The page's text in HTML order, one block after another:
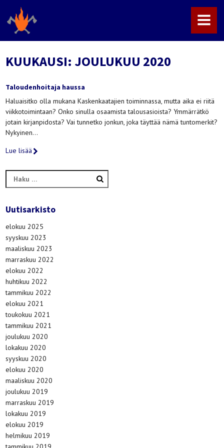
MENU
KUUKAUSI: JOULUKUU 2020
Taloudenhoitaja haussa
Haluaisitko olla mukana Kaskenkaatajien toiminnassa, mutta aika ei riitä
viikkotoimintaan? Onko sinulla osaamista talousasioista? Ymmärrätkö
jotain kirjanpidosta? Vai tunnetko jonkun, joka täyttää nämä tuntomerkit?
Nykyinen…
Lue lisää
Haku:
Uutisarkisto
elokuu 2025
syyskuu 2023
maaliskuu 2023
marraskuu 2022
elokuu 2022
huhtikuu 2022
tammikuu 2022
elokuu 2021
toukokuu 2021
tammikuu 2021
joulukuu 2020
lokakuu 2020
syyskuu 2020
elokuu 2020
maaliskuu 2020
joulukuu 2019
marraskuu 2019
lokakuu 2019
elokuu 2019
helmikuu 2019